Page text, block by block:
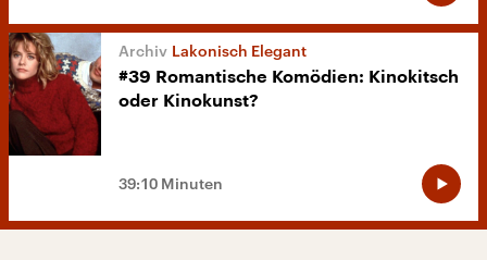
Lakonisch Elegant
#39 Romantische Komödien: Kinokitsch
oder Kinokunst?
39:10 Minuten